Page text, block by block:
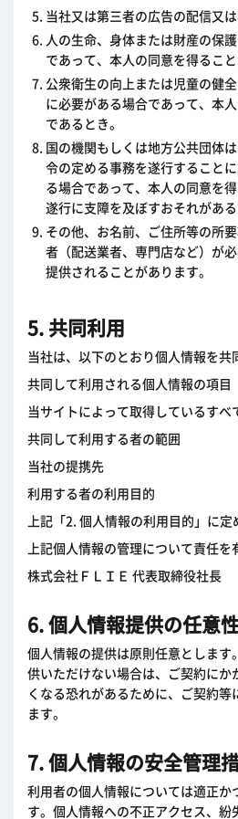
当社又は第三者の広告の配信又
人の生命、身体または財産の保
であって、本人の同意を得ること
公衆衛生の向上または児童の健
に必要がある場合であって、本
であるとき。
国の機関もしくは地方公共団体
令の定める事務を遂行すること
る場合であって、本人の同意を
遂行に支障を及ぼすおそれがある
その他、お名前、ご住所等の所
者（配送業者、専門店など）が
提供されることがあります。
5. 共同利用
当社は、以下のとおり個人情報を共
共同して利用される個人情報の項目
当サイトによって取得しているすべ
共同して利用する者の範囲
当社の提携先
利用する者の利用目的
上記「2. 個人情報の利用目的」に定
上記個人情報の管理について責任を
株式会社ＦＬＩＥ 代表取締役社長
6. 個人情報提供の任意
個人情報の提供は原則任意とします
供いただけない場合は、ご契約にか
くなる恐れがあるために、ご契約等
ます。
7. 個人情報の安全管理
利用者の個人情報については適正か
す。個人情報への不正アクセス、紛